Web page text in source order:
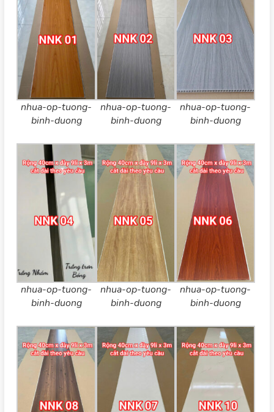
nhua-op-tuong-
binh-duong
nhua-op-tuong-
binh-duong
nhua-op-tuong-
binh-duong
nhua-op-tuong-
binh-duong
nhua-op-tuong-
binh-duong
nhua-op-tuong-
binh-duong